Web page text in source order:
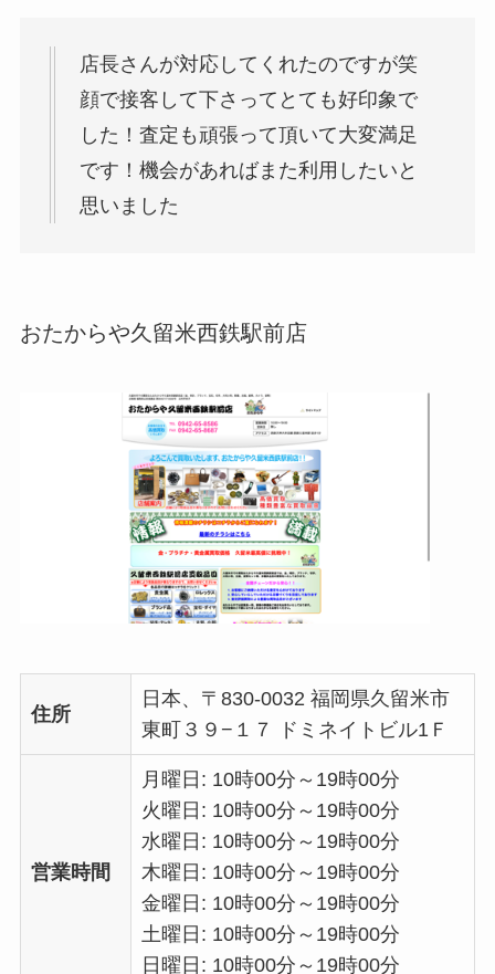
店長さんが対応してくれたのですが笑
顔で接客して下さってとても好印象で
した！査定も頑張って頂いて大変満足
です！機会があればまた利用したいと
思いました
おたからや久留米西鉄駅前店
住所
日本、〒830-0032 福岡県久留米市
東町３９−１７ ドミネイトビル1Ｆ
営業時間
月曜日: 10時00分～19時00分
火曜日: 10時00分～19時00分
水曜日: 10時00分～19時00分
木曜日: 10時00分～19時00分
金曜日: 10時00分～19時00分
土曜日: 10時00分～19時00分
日曜日: 10時00分～19時00分